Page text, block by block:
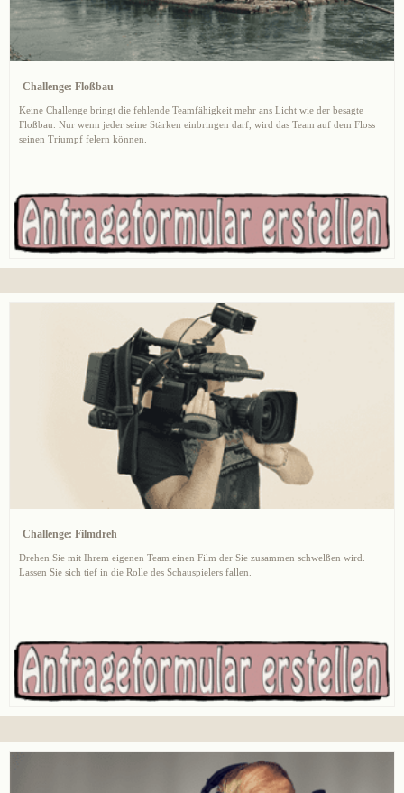
Challenge: Floßbau
Keine Challenge bringt die fehlende Teamfähigkeit mehr ans Licht wie der besagte
Floßbau. Nur wenn jeder seine Stärken einbringen darf, wird das Team auf dem Floss
seinen Triumpf felern können.
Challenge: Filmdreh
Drehen Sie mit Ihrem eigenen Team einen Film der Sie zusammen schwelßen wird.
Lassen Sie sich tief in die Rolle des Schauspielers fallen.